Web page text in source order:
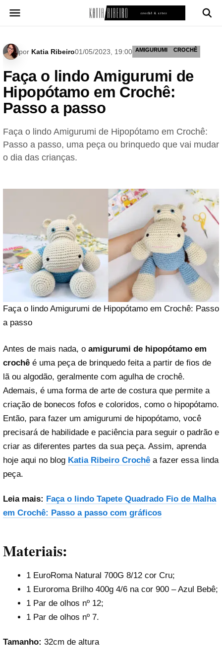
para
por Katia Ribeiro01/05/2023, 19:00 AMIGURUMI CROCHÊ
Faça o lindo Amigurumi de
Hipopótamo em Crochê:
Passo a passo
Faça o lindo Amigurumi de Hipopótamo em Crochê:
Passo a passo, uma peça ou brinquedo que vai mudar
o dia das crianças.
Faça o lindo Amigurumi de Hipopótamo em Crochê: Passo
a passo
Antes de mais nada, o amigurumi de hipopótamo em
crochê é uma peça de brinquedo feita a partir de fios de
lã ou algodão, geralmente com agulha de crochê.
Ademais, é uma forma de arte de costura que permite a
criação de bonecos fofos e coloridos, como o hipopótamo.
Então, para fazer um amigurumi de hipopótamo, você
precisará de habilidade e paciência para seguir o padrão e
criar as diferentes partes da sua peça. Assim, aprenda
hoje aqui no blog Katia Ribeiro Crochê a fazer essa linda
peça.
Leia mais: Faça o lindo Tapete Quadrado Fio de Malha
em Crochê: Passo a passo com gráficos
Materiais:
1 EuroRoma Natural 700G 8/12 cor Cru;
1 Euroroma Brilho 400g 4/6 na cor 900 – Azul Bebê;
1 Par de olhos nº 12;
1 Par de olhos nº 7.
Tamanho: 32cm de altura